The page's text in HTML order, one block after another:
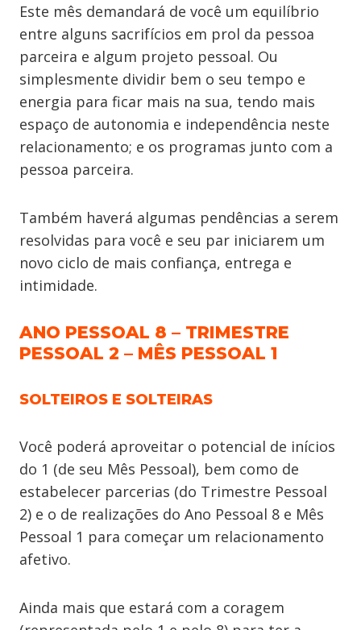
Este mês demandará de você um equilíbrio
entre alguns sacrifícios em prol da pessoa
parceira e algum projeto pessoal. Ou
simplesmente dividir bem o seu tempo e
energia para ficar mais na sua, tendo mais
espaço de autonomia e independência neste
relacionamento; e os programas junto com a
pessoa parceira.
Também haverá algumas pendências a serem
resolvidas para você e seu par iniciarem um
novo ciclo de mais confiança, entrega e
intimidade.
ANO PESSOAL 8 – TRIMESTRE
PESSOAL 2 – MÊS PESSOAL 1
SOLTEIROS E SOLTEIRAS
Você poderá aproveitar o potencial de inícios
do 1 (de seu Mês Pessoal), bem como de
estabelecer parcerias (do Trimestre Pessoal
2) e o de realizações do Ano Pessoal 8 e Mês
Pessoal 1 para começar um relacionamento
afetivo.
Ainda mais que estará com a coragem